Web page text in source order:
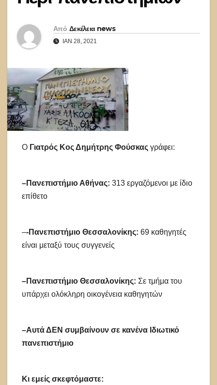
Από Δεκέλεια news
ΙΑΝ 28, 2021
Ο Γιατρός Κος Δημήτρης Φούσκας γράφει:
–Πανεπιστήμιο Αθήνας: 313 εργαζόμενοι με ίδιο
επίθετο
–-Πανεπιστήμιο Θεσσαλονίκης: 69 καθηγητές
είναι μεταξύ τους συγγενείς
–Πανεπιστήμιο Θεσσαλονίκης: Σε τμήμα του
υπάρχει ολόκληρη οικογένεια καθηγητών
–Αυτά ΔΕΝ συμβαίνουν σε κανένα Ιδιωτικό
πανεπιστήμιο
Κι εμείς σκεφτόμαστε: